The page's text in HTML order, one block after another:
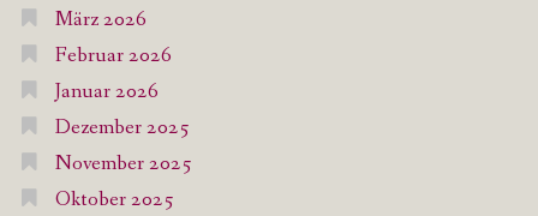
März 2026
Februar 2026
Januar 2026
Dezember 2025
November 2025
Oktober 2025